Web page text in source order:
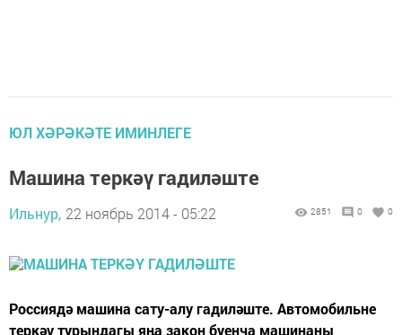
ЮЛ ХӘРӘКӘТЕ ИМИНЛЕГЕ
Машина теркәү гадиләште
Ильнур, 22 ноябрь 2014 - 05:22 2851 0 0
Россиядә машина сату-алу гадиләште. Автомобильне
теркәү турындагы яңа закон буенча машинаны